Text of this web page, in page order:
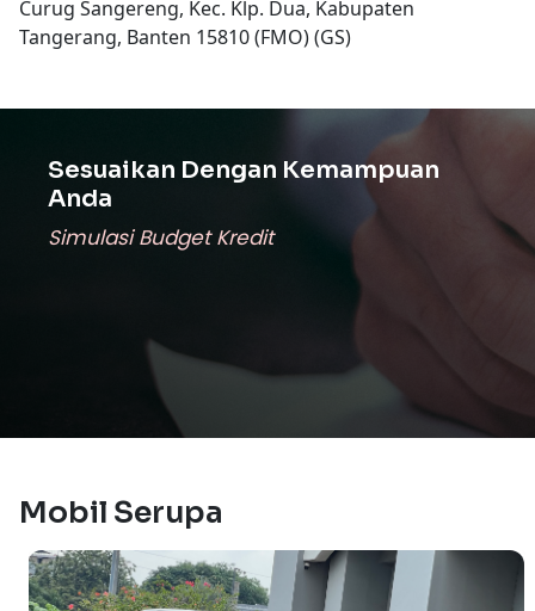
Curug Sangereng, Kec. Klp. Dua, Kabupaten
Tangerang, Banten 15810 (FMO) (GS)
Sesuaikan Dengan Kemampuan
Anda
Simulasi Budget Kredit
Mobil Serupa